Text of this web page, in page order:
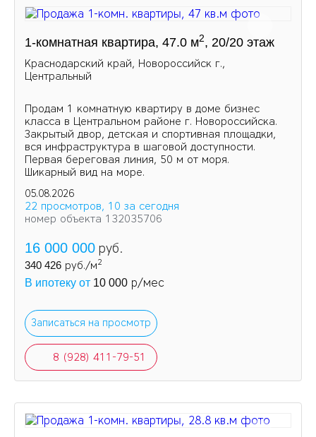
1-комнатная квартира, 47.0 м2, 20/20 этаж
Краснодарский край, Новороссийск г.,
Центральный
Продам 1 комнатную квартиру в доме бизнес
класса в Центральном районе г. Новороссийска.
Закрытый двор, детская и спортивная площадки,
вся инфраструктура в шаговой доступности.
Первая береговая линия, 50 м от моря.
Шикарный вид на море.
05.08.2026
22 просмотров, 10 за сегодня
номер объекта 132035706
16 000 000 руб.
340 426 руб./м2
В ипотеку от 10 000 р/мес
Записаться на просмотр
8 (928) 411-79-51